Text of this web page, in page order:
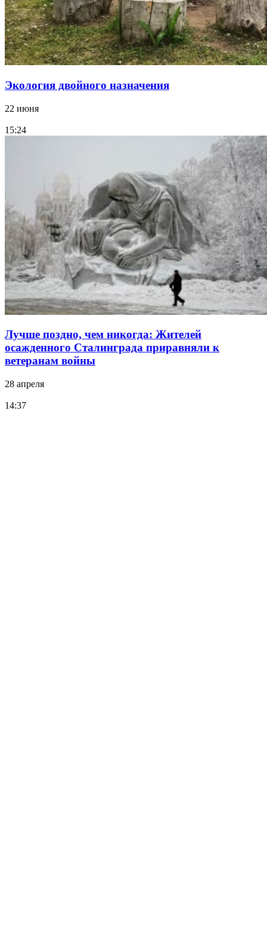
Экология двойного назначения
22 июня
15:24
Лучше поздно, чем никогда: Жителей
осажденного Сталинграда приравняли к
ветеранам войны
28 апреля
14:37